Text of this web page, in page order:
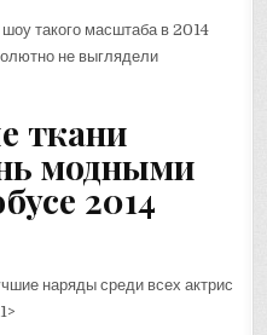
шоу такого масштаба в 2014
не выглядели
ткани
модными
2014